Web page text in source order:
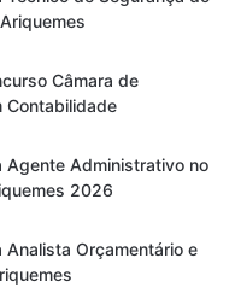
Câmara de
Contabilidade
Administrativo no
2026
Orçamentário e